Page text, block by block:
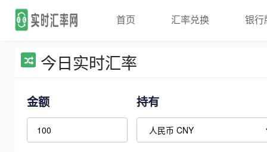
首页 汇率兑换 银行
今日实时汇率
金额 持有